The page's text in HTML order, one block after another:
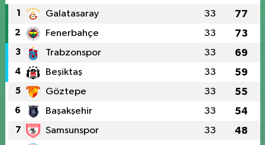
1 Galatasaray 33 77
2 Fenerbahçe 33 73
3 Trabzonspor 33 69
4 Beşiktaş 33 59
5 Göztepe 33 55
6 Başakşehir 33 54
7 Samsunspor 33 48